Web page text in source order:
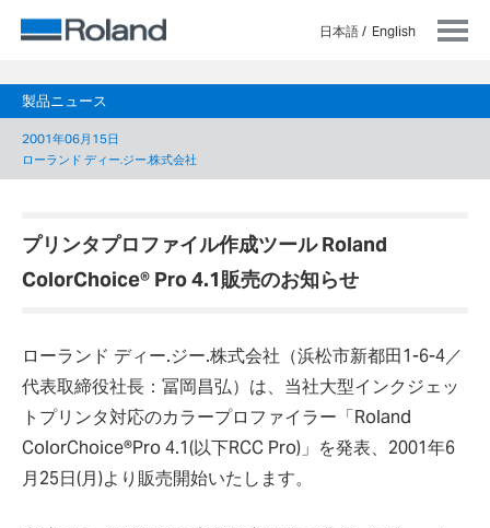
日本語 English
製品ニュース
2001年06月15日
ローランド ディー.ジー.株式会社
プリンタプロファイル作成ツール Roland
ColorChoice® Pro 4.1販売のお知らせ
ローランド ディー.ジー.株式会社（浜松市新都田1-6-4／
代表取締役社長：冨岡昌弘）は、当社大型インクジェッ
トプリンタ対応のカラープロファイラー「Roland
ColorChoice®Pro 4.1(以下RCC Pro)」を発表、2001年6
月25日(月)より販売開始いたします。